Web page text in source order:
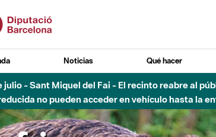
Noticias Qué hacer
julio - Sant Miquel del Fai - El recinto reabre al
no pueden acceder en vehículo hasta la